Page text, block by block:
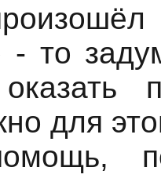
- то
для